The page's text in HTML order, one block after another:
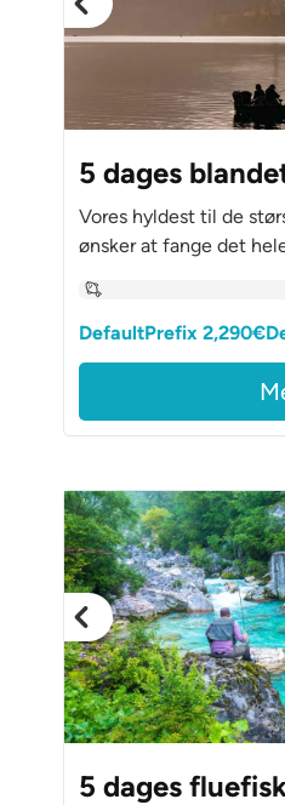
5 dages
Vores hyldest til de
ønsker at fange det
DefaultPrefix
5 dages